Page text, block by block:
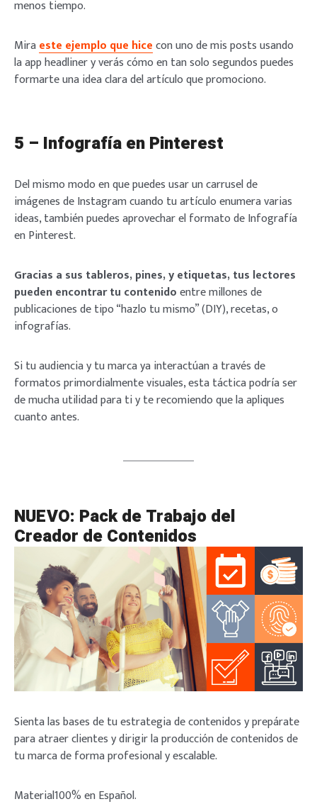
menos tiempo.
Miraeste ejemplo que hicecon uno de mis posts usando
la app headliner y verás cómo en tan solo segundos puedes
formarte una idea clara del artículo que promociono.
5 – Infografía en Pinterest
Del mismo modo en que puedes usar un carrusel de
imágenes de Instagram cuando tu artículo enumera varias
ideas, también puedes aprovechar el formato de Infografía
en Pinterest.
Gracias a sus tableros, pines, y etiquetas, tus lectores
pueden encontrar tu contenidoentre millones de
publicaciones de tipo “hazlo tu mismo” (DIY), recetas, o
infografías.
Si tu audiencia y tu marca ya interactúan a través de
formatos primordialmente visuales, esta táctica podría ser
de mucha utilidad para ti y te recomiendo que la apliques
cuanto antes.
NUEVO: Pack de Trabajo del
Creador de Contenidos
Sienta las bases de tu estrategia de contenidos y prepárate
para atraer clientes y dirigir la producción de contenidos de
tu marca de forma profesional y escalable.
Material100% en Español.